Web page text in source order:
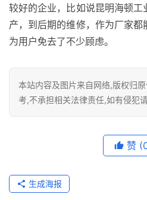
装
安
维
修
门
联
较好的企业，比如说昆明海顿
产，到后期的维修，作为厂家
为用户免去了不少顾虑。
本站内容及图片来自网络,版权归
考,不承担相关法律责任,如有侵犯
赞
生成海报